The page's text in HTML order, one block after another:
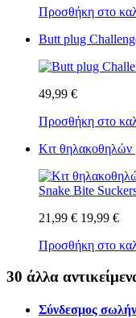
Προσθήκη στο
Butt plug
49,99 €
Προσθήκη στο
Κιτ θηλακοθηλών
21,99 € 19,99 €
Προσθήκη στο
30 άλλα
Σύνδεσμος